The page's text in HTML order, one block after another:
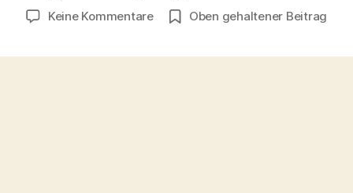
Keine Kommentarezu
Oben gehaltener Beitrag